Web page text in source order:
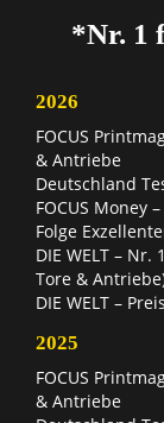
*Nr. 1
2026
FOCUS
& Antriebe
Deutschland
FOCUS Money
Folge
DIE WELT –
Tore &
DIE WELT –
2025
FOCUS
& Antriebe